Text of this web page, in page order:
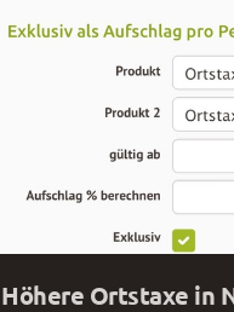
Höhere Ortstaxe in